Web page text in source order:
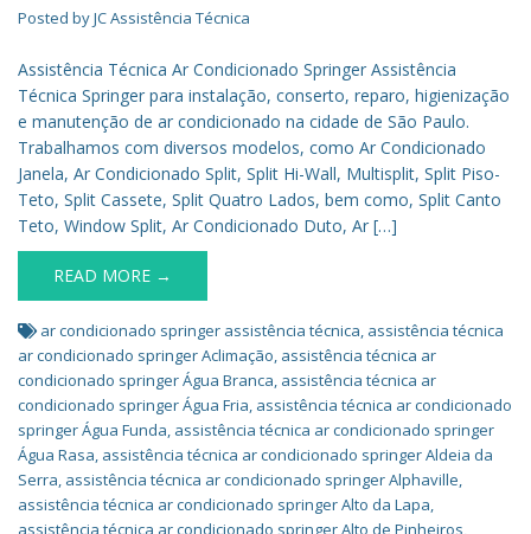
Posted byJC Assistência Técnica
Assistência Técnica Ar Condicionado Springer Assistência
Técnica Springer para instalação, conserto, reparo, higienização
e manutenção de ar condicionado na cidade de São Paulo.
Trabalhamos com diversos modelos, como Ar Condicionado
Janela, Ar Condicionado Split, Split Hi-Wall, Multisplit, Split Piso-
Teto, Split Cassete, Split Quatro Lados, bem como, Split Canto
Teto, Window Split, Ar Condicionado Duto, Ar […]
READ MORE →
ar condicionado springer assistência técnica, assistência técnica
ar condicionado springer Aclimação, assistência técnica ar
condicionado springer Água Branca, assistência técnica ar
condicionado springer Água Fria, assistência técnica ar condicionado
springer Água Funda, assistência técnica ar condicionado springer
Água Rasa, assistência técnica ar condicionado springer Aldeia da
Serra, assistência técnica ar condicionado springer Alphaville,
assistência técnica ar condicionado springer Alto da Lapa,
assistência técnica ar condicionado springer Alto de Pinheiros,